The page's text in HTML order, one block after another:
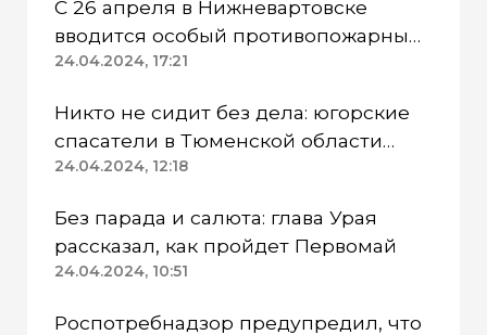
С 26 апреля в Нижневартовске
вводится особый противопожарный
режим
24.04.2024, 17:21
Никто не сидит без дела: югорские
спасатели в Тюменской области
работают в две смены
24.04.2024, 12:18
Без парада и салюта: глава Урая
рассказал, как пройдет Первомай
24.04.2024, 10:51
Роспотребнадзор предупредил, что